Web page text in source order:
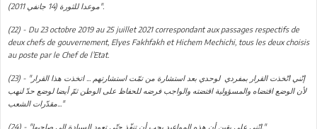
موعدا للثورة (14 جانفي 2011)".
(22) - Du 23 octobre 2019 au 25 juillet 2021 correspondant aux passages respectifs de
deux chefs de gouvernement, Elyes Fakhfakh et Hichem Mechichi, tous les deux choisis
au poste par le Chef de l’Etat.
(23) - "إنّني اتّخذت القرار بمفردي لوحدي بعد استشارة من تمّت استشارتهم ... اتخذت هذا القرار
لأن الوضع اقتضاه والمسؤولية اقتضته والواجب فرضه للحفاظ على الوطن ثمّ أيضا لوضع حدّ لنهب
مقدّرات الشعب..."
(24) - "إنّني على يقين أن هذه المواعيد يجب أن تنفّذ حتّى تعود السيادة إلى صاحبها."